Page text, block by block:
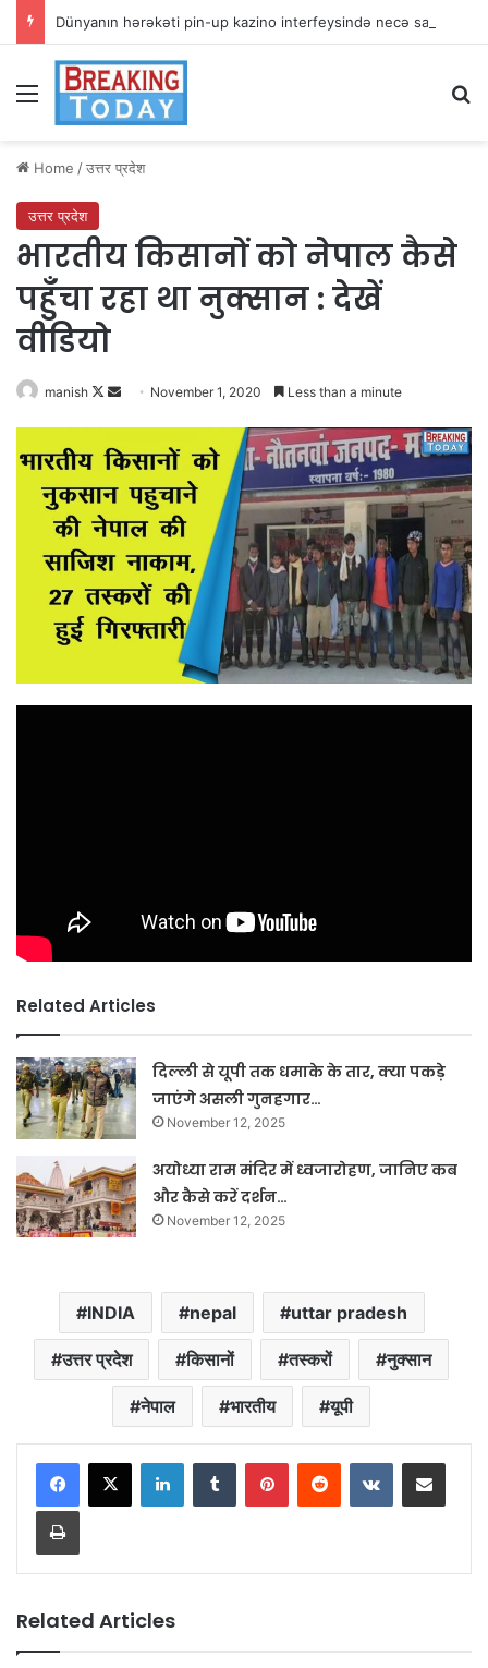
Menu
Home /उत्तर प्रदेश
उत्तर प्रदेश
भारतीय किसानों को नेपाल कैसे
पहुँचा रहा था नुक्सान : देखें
वीडियो
manish
Follow
X
Send November 1, 2020 Less than a minute
Related Articles
दिल्ली से यूपी तक धमाके के तार, क्या पकड़े
जाएंगे असली गुनहगार…
November 12, 2025
अयोध्या राम मंदिर में ध्वजारोहण, जानिए कब
और कैसे करें दर्शन…
November 12, 2025
INDIA nepal uttar pradesh
उत्तर प्रदेश किसानों तस्करों नुक्सान
नेपाल भारतीय यूपी
LinkedInTumblr PinterestReddit VKontakteShare via Email
Print
Related Articles